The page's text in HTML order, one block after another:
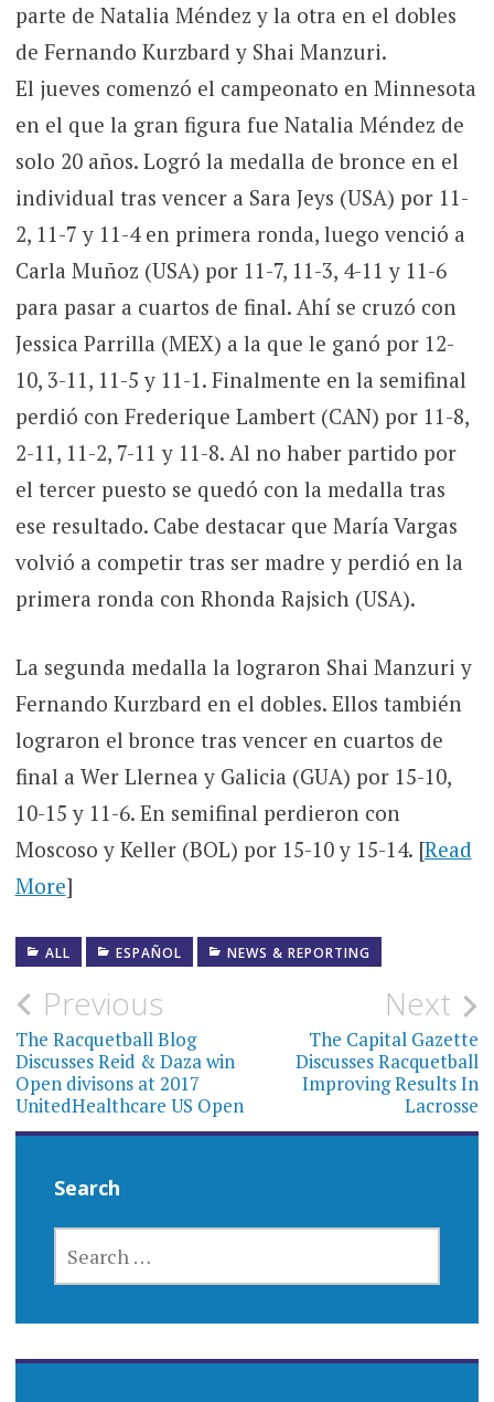
parte de Natalia Méndez y la otra en el dobles
de Fernando Kurzbard y Shai Manzuri.
El jueves comenzó el campeonato en Minnesota
en el que la gran figura fue Natalia Méndez de
solo 20 años. Logró la medalla de bronce en el
individual tras vencer a Sara Jeys (USA) por 11-
2, 11-7 y 11-4 en primera ronda, luego venció a
Carla Muñoz (USA) por 11-7, 11-3, 4-11 y 11-6
para pasar a cuartos de final. Ahí se cruzó con
Jessica Parrilla (MEX) a la que le ganó por 12-
10, 3-11, 11-5 y 11-1. Finalmente en la semifinal
perdió con Frederique Lambert (CAN) por 11-8,
2-11, 11-2, 7-11 y 11-8. Al no haber partido por
el tercer puesto se quedó con la medalla tras
ese resultado. Cabe destacar que María Vargas
volvió a competir tras ser madre y perdió en la
primera ronda con Rhonda Rajsich (USA).
La segunda medalla la lograron Shai Manzuri y
Fernando Kurzbard en el dobles. Ellos también
lograron el bronce tras vencer en cuartos de
final a Wer Llernea y Galicia (GUA) por 15-10,
10-15 y 11-6. En semifinal perdieron con
Moscoso y Keller (BOL) por 15-10 y 15-14. [Read
More]
ALL ESPAÑOL NEWS & REPORTING
Post
navigation
Previous
The Racquetball Blog
Discusses Reid & Daza win
Open divisons at 2017
UnitedHealthcare US Open
Next
The Capital Gazette
Discusses Racquetball
Improving Results In
Lacrosse
Search
FOR: